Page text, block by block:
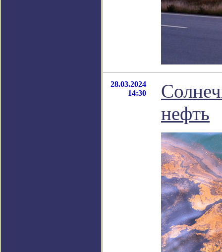
28.03.2024
14:30
нефть